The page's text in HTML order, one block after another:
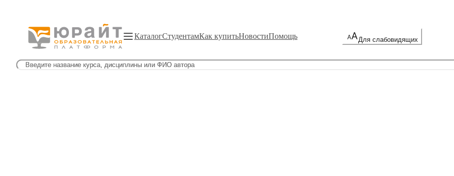
КаталогСтудентамКак купитьНовостиПомощь Для слабовидящих